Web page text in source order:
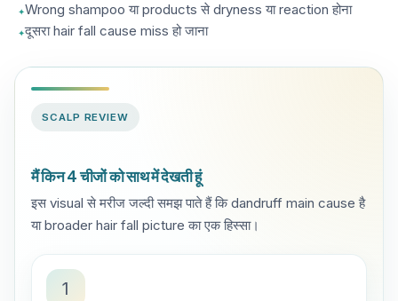
Wrong shampoo या products से dryness या reaction होना
दूसरा hair fall cause miss हो जाना
SCALP REVIEW
मैं किन 4 चीजों को साथ में देखती हूं
इस visual से मरीज जल्दी समझ पाते हैं कि dandruff main cause है
या broader hair fall picture का एक हिस्सा।
1